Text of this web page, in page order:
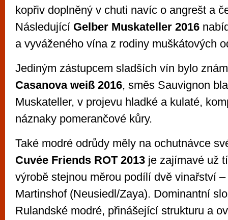
kopřiv doplněný v chuti navíc o angrešt a
Následující Gelber Muskateller 2016
a vyváženého vína z rodiny muškátových
Jediným zástupcem sladších vín bylo
Casanova weiß 2016, směs Sauvignon
Muskateller, v projevu hladké a kulaté,
náznaky pomerančové kůry.
Také modré odrůdy měly na ochutnávce
Cuvée Friends ROT 2013 je zajímavé už
výrobě stejnou měrou podílí dvě vinařství
Martinshof (Neusiedl/Zaya). Dominantní
Rulandské modré, přinášející strukturu a